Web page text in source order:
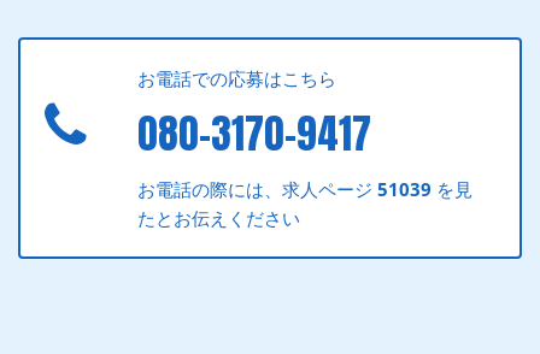
お電話での応募はこちら
080-3170-9417
お電話の際には、求人ページ51039 を見
たとお伝えください